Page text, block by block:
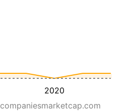
2020
companiesmarketcap.com